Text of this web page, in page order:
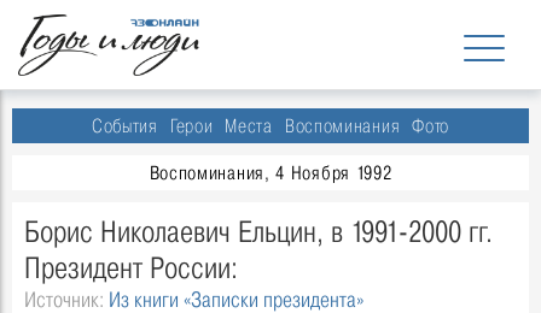
События Герои Места Воспоминания Фото
Воспоминания, 4 Ноября 1992
Борис Николаевич Ельцин, в 1991-2000 гг.
Президент России:
Источник: Из книги «Записки президента»